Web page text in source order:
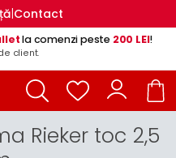
|Contact
la comenzi peste 200 LEI!
client.
Rieker toc 2,5